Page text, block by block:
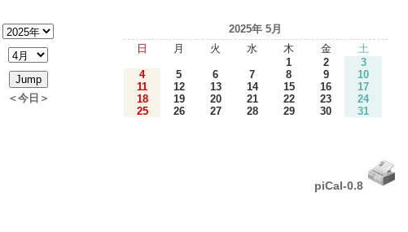
＜今日＞
2025年 5月
日
月 火 水 木 金
土
1
2
3
4
5 6 7 8 9
10
11
12 13 14 15 16
17
18
19 20 21 22 23
24
25
26 27 28 29 30 31
piCal-0.8